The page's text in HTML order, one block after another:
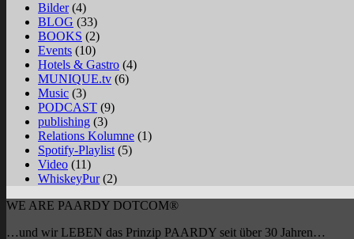
Bilder(4)
BLOG (33)
BOOKS (2)
Events (10)
Hotels & Gastro (4)
MUNIQUE.tv (6)
Music (3)
PODCAST (9)
publishing (3)
Relations Kolumne (1)
Spotify-Playlist (5)
Video (11)
WhiskeyPur(2)
WE ARE PAARDY DOTCOM®
…und wir LEBEN das Prinzip PAARDY seit über 30 Jahren…